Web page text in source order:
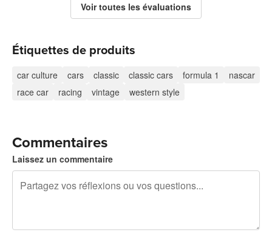
Voir toutes les évaluations
Étiquettes de produits
car culture cars classic classic cars formula 1
nascar
race car
racing vintage western style
Commentaires
Laissez un commentaire